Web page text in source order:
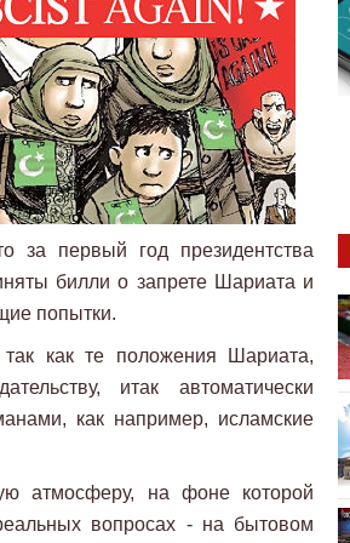
первый год президентства
билли о запрете Шариата и
попытки.
как те положения Шариата,
итак автоматически
как например, исламские
атмосферу, на фоне которой
вопросах - на бытовом